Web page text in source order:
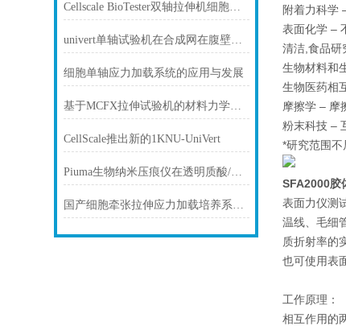
Cellscale BioTester双轴拉伸机细胞化组织缩回
univert单轴试验机在合成网在腹壁疝修复中的应用的高弹性表征
细胞单轴应力加载系统的应用与发展
基于MCFX拉伸试验机的材料力学性能测试与评估
CellScale推出新的1KNU-UniVert
Piuma生物纳米压痕仪在透明质酸/山梨糖醇复合物改善软骨材料特性
国产细胞牵张拉伸应力加载培养系统介绍
附着力科学
表面化学 –
清洁,食品研
生物材料和
生物医药相
摩擦学 – 摩
粉末科技 –
*研究范围不
SFA2000胶
表面力仪测
温线、毛细
质折射率的
也可使用表
工作原理：
相互作用的